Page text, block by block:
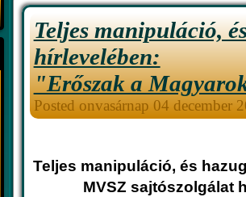
Teljes manipuláció,
hírlevelében:
"Erőszak a
Posted onvasárnap 04 december
Teljes manipuláció, és
MVSZ sajtószolgálat